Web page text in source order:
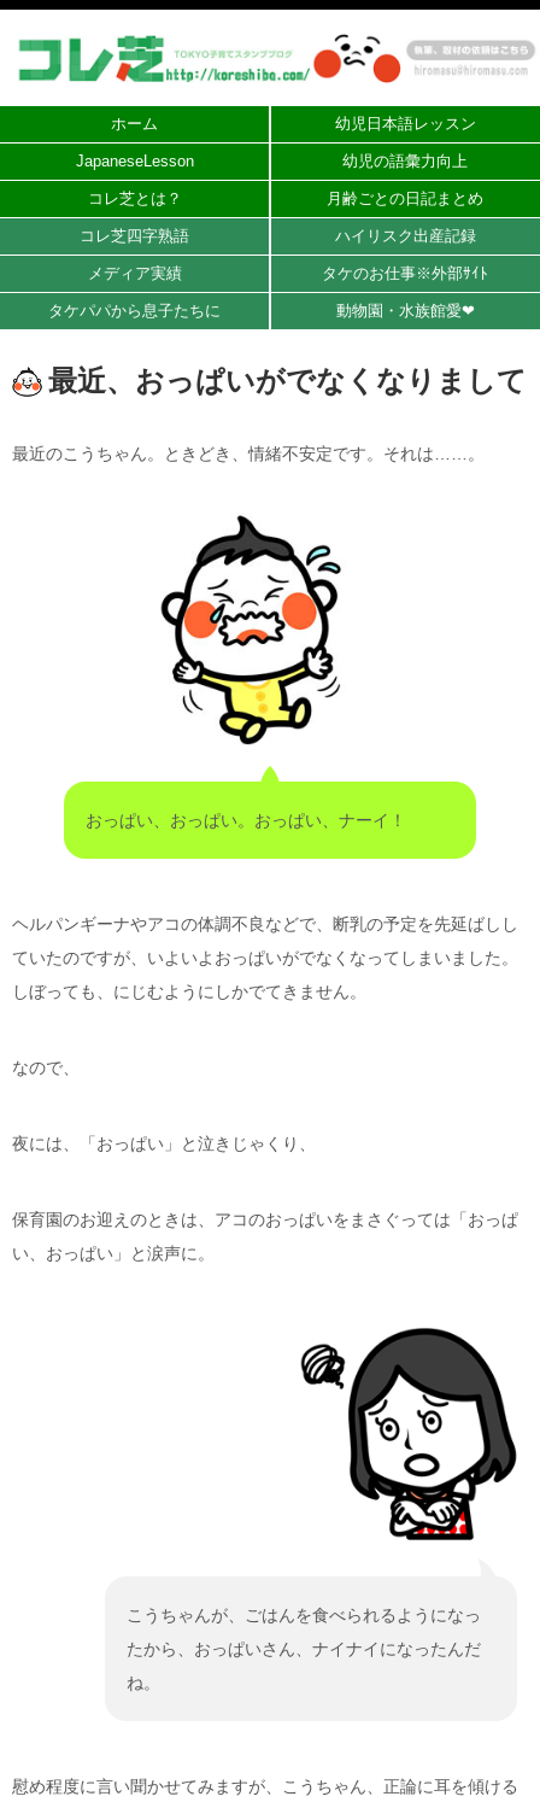
ホーム 幼児日本語レッスン
JapaneseLesson 幼児の語彙力向上
コレ芝とは？ 月齢ごとの日記まとめ
コレ芝四字熟語 ハイリスク出産記録
メディア実績 タケのお仕事※外部ｻｲﾄ
タケパパから息子たちに 動物園・水族館愛❤︎
最近、おっぱいがでなくなりまして
最近のこうちゃん。ときどき、情緒不安定です。それは……。
おっぱい、おっぱい。おっぱい、ナーイ！
ヘルパンギーナやアコの体調不良などで、断乳の予定を先延ばしし
ていたのですが、いよいよおっぱいがでなくなってしまいました。
しぼっても、にじむようにしかでてきません。
なので、
夜には、「おっぱい」と泣きじゃくり、
保育園のお迎えのときは、アコのおっぱいをまさぐっては「おっぱ
い、おっぱい」と涙声に。
こうちゃんが、ごはんを食べられるようになっ
たから、おっぱいさん、ナイナイになったんだ
ね。
慰め程度に言い聞かせてみますが、こうちゃん、正論に耳を傾ける